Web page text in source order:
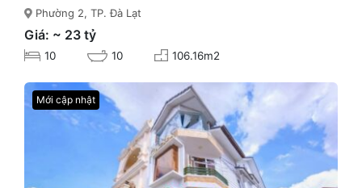
Phường 2, TP. Đà Lạt
Giá: ~ 23 tỷ
10 10 106.16m2
Mới cập nhật